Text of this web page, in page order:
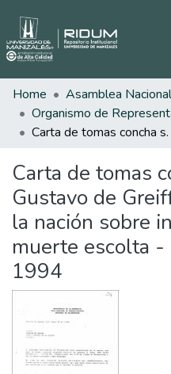
Home
Carta de tomas
Gustavo de
la nación sobre
muerte escolta -
1994